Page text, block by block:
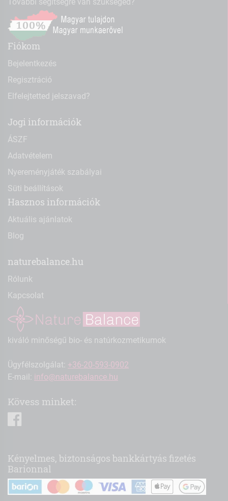
További segítségre van szükséged?
Fiókom
Bejelentkezés
Regisztráció
Elfelejtetted jelszavad?
Jogi információk
ÁSZF
Adatvételem
Nyereményjáték szabályai
Süti beállítások
Hasznos információk
Aktuális ajánlatok
Blog
naturebalance.hu
Rólunk
Kapcsolat
kiváló minőségű bio- és natúrkozmetikumok
Ügyfélszolgálat: +36-20-593-0902
E-mail: info@naturebalance.hu
Kövess minket:
Kényelmes, biztonságos bankkártyás fizetés
Barionnal